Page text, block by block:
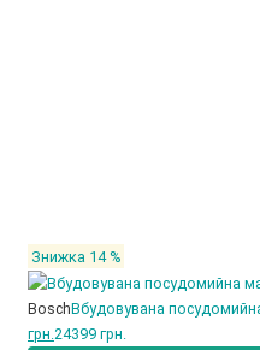
Знижка 14 %
BoschВбудовувана
грн. 24399 грн.